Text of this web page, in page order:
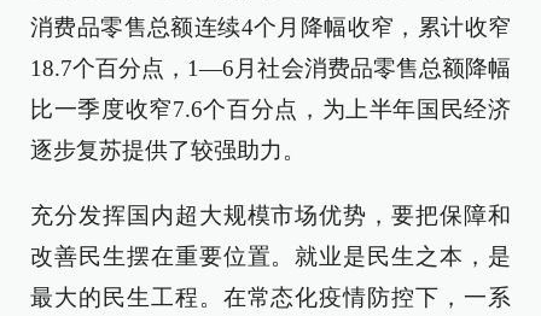
消费品零售总额连续4个月降幅收窄，累计收窄
18.7个百分点，1—6月社会消费品零售总额降幅
比一季度收窄7.6个百分点，为上半年国民经济
逐步复苏提供了较强助力。
充分发挥国内超大规模市场优势，要把保障和
改善民生摆在重要位置。就业是民生之本，是
最大的民生工程。在常态化疫情防控下，一系